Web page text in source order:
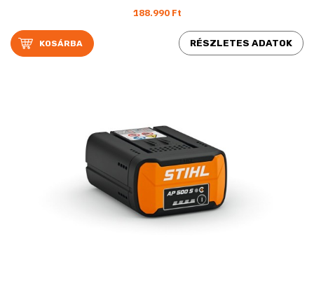
188.990 Ft
RÉSZLETES ADATOK